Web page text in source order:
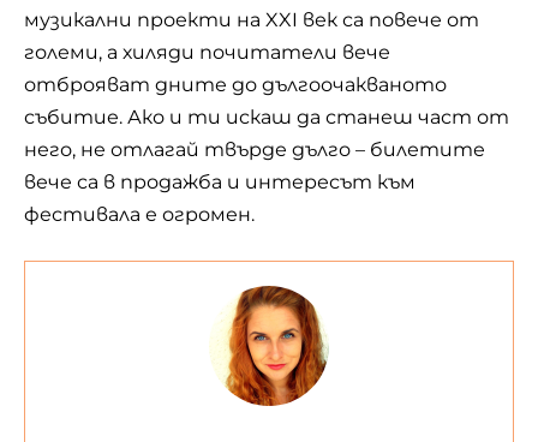
музикални проекти на XXI век са повече от
големи, а хиляди почитатели вече
отброяват дните до дългоочакваното
събитие. Ако и ти искаш да станеш част от
него, не отлагай твърде дълго – билетите
вече са в продажба и интересът към
фестивала е огромен.